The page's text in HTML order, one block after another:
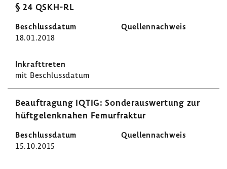
§ 24 QSKH-RL
18.01.2018
mit Beschluss­datum
Beauf­tra­gung IQTIG: Sonder­aus­wer­tung zur
hüft­ge­lenk­nahen Femur­fraktur
15.10.2015